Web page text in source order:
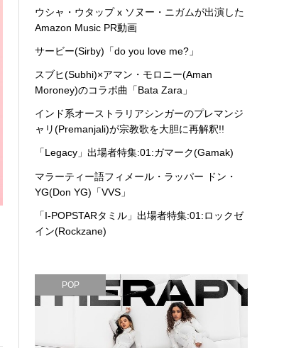
ウシャ・ウタップ x ソヌー・ニガムが出演した
Amazon Music PR動画
サービー(Sirby)「do you love me?」
スブヒ(Subhi)×アマン・モロニー(Aman
Moroney)のコラボ曲「Bata Zara」
インド系オーストラリアシンガーのプレマンジ
ャリ(Premanjali)が宗教歌を大胆に再解釈!!
「Legacy」出場者特集:01:ガマーク(Gamak)
マラーティー語フィメール・ラッパー ドン・
YG(Don YG)「VVS」
「I-POPSTARタミル」出場者特集:01:ロックゼ
イン(Rockzane)
POP